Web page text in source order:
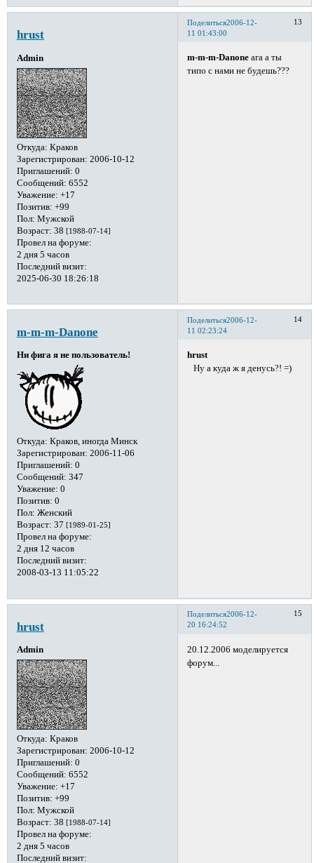
Поделиться 13
2006-12-
11 01:43:00
hrust
Admin
Откуда: Краков
Зарегистрирован: 2006-10-12
Приглашений: 0
Сообщений: 6552
Уважение: +17
Позитив: +99
Пол: Мужской
Возраст: 38 [1988-07-14]
Провел на форуме:
2 дня 5 часов
Последний визит:
2025-06-30 18:26:18
m-m-m-Danone ага а ты
типо с нами не будешь???
Поделиться 14
2006-12-
11 02:23:24
m-m-m-Danone
Ни фига я не пользователь!
Откуда: Краков, иногда Минск
Зарегистрирован: 2006-11-06
Приглашений: 0
Сообщений: 347
Уважение: 0
Позитив: 0
Пол: Женский
Возраст: 37 [1989-01-25]
Провел на форуме:
2 дня 12 часов
Последний визит:
2008-03-13 11:05:22
hrust
Ну а куда ж я денусь?! =)
Поделиться 15
2006-12-
20 16:24:52
hrust
Admin
Откуда: Краков
Зарегистрирован: 2006-10-12
Приглашений: 0
Сообщений: 6552
Уважение: +17
Позитив: +99
Пол: Мужской
Возраст: 38 [1988-07-14]
Провел на форуме:
2 дня 5 часов
Последний визит:
20.12.2006 моделируется
форум...